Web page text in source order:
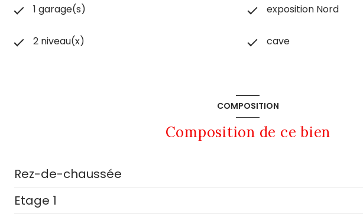
1 garage(s) exposition Nord
2 niveau(x) cave
COMPOSITION
Composition de ce bien
Rez-de-chaussée
chaufferie
Etage 1